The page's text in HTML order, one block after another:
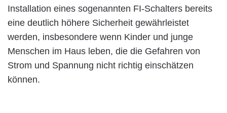
Installation eines sogenannten FI-Schalters bereits
eine deutlich höhere Sicherheit gewährleistet
werden, insbesondere wenn Kinder und junge
Menschen im Haus leben, die die Gefahren von
Strom und Spannung nicht richtig einschätzen
können.